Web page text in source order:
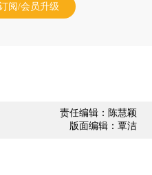
阅/会员升级
责任编辑：陈慧颖
版面编辑：覃洁